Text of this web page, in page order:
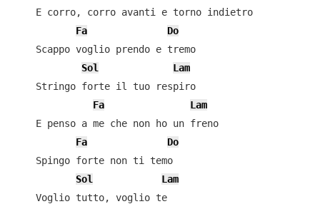
    E corro, corro avanti e torno indietro
Fa
Do
    Scappo voglio prendo e tremo
Sol
Lam
    Stringo forte il tuo respiro
Fa
Lam
    E penso a me che non ho un freno
Fa
Do
    Spingo forte non ti temo
Sol
Lam
    Voglio tutto, voglio te